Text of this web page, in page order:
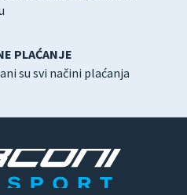
PLAĆANJE
su svi načini plaćanja